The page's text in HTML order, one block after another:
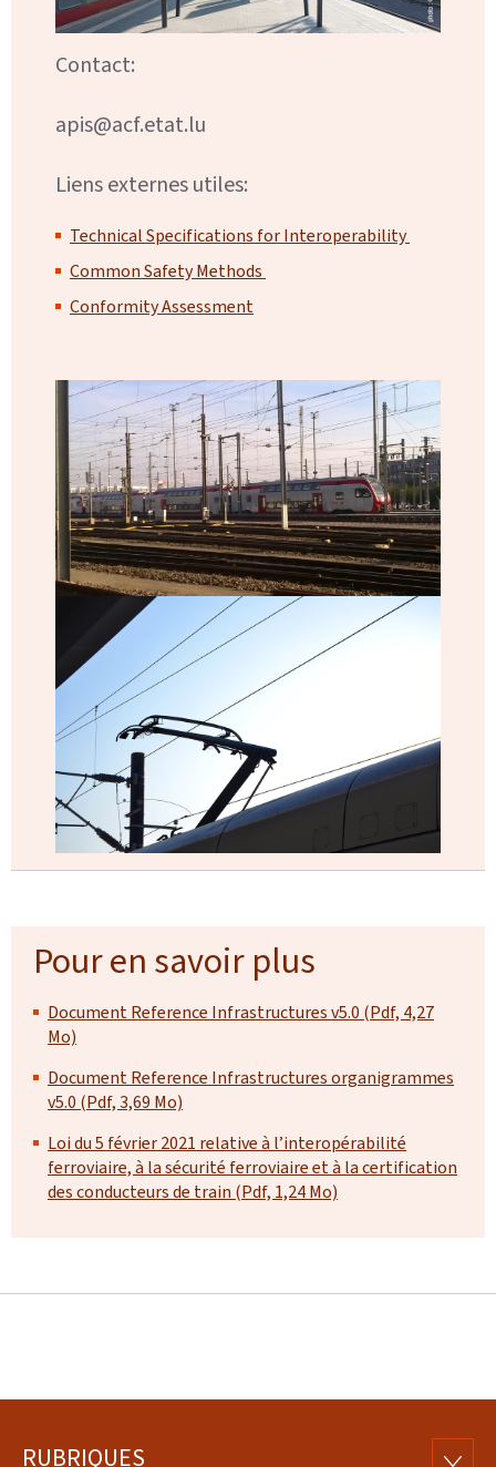
Contact:
apis@acf.etat.lu
Liens externes utiles:
Technical Specifications for Interoperability
Common Safety Methods
Conformity Assessment
Pour en savoir plus
Document Reference Infrastructures v5.0 (Pdf, 4,27
Mo)
Document Reference Infrastructures organigrammes
v5.0 (Pdf, 3,69 Mo)
Loi du 5 février 2021 relative à l’interopérabilité
ferroviaire, à la sécurité ferroviaire et à la certification
des conducteurs de train (Pdf, 1,24 Mo)
RUBRIQUES